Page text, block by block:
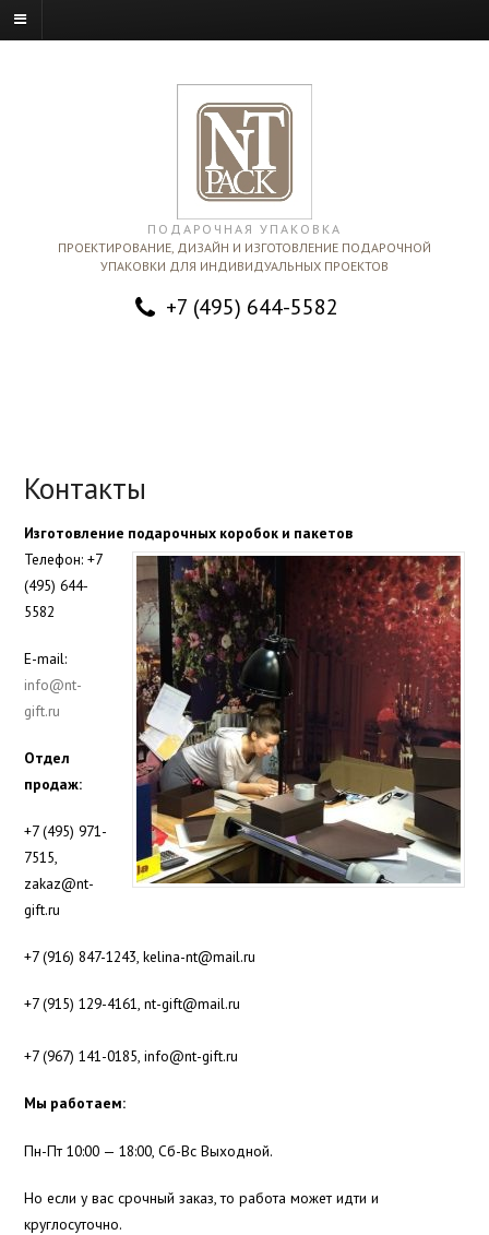
ПОДАРОЧНАЯ УПАКОВКА
ПРОЕКТИРОВАНИЕ, ДИЗАЙН И ИЗГОТОВЛЕНИЕ ПОДАРОЧНОЙ
УПАКОВКИ ДЛЯ ИНДИВИДУАЛЬНЫХ ПРОЕКТОВ
+7 (495) 644-5582
Контакты
Изготовление подарочных коробок и пакетов
Телефон: +7
(495) 644-
5582
E-mail:
info@nt-
gift.ru
Отдел
продаж:
+7 (495) 971-
7515,
zakaz@nt-
gift.ru
+7 (916) 847-1243, kelina-nt@mail.ru
+7 (915) 129-4161, nt-gift@mail.ru
+7 (967) 141-0185, info@nt-gift.ru
Мы работаем:
Пн-Пт 10:00 — 18:00, Сб-Вс Выходной.
Но если у вас срочный заказ, то работа может идти и
круглосуточно.